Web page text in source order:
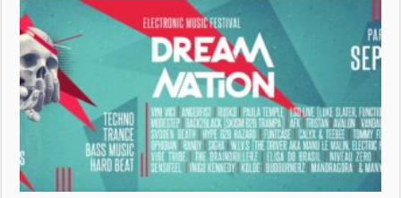
CONCOURS
GRATUIT
DREAM
NATION
–
TECHNOVERDRIVE